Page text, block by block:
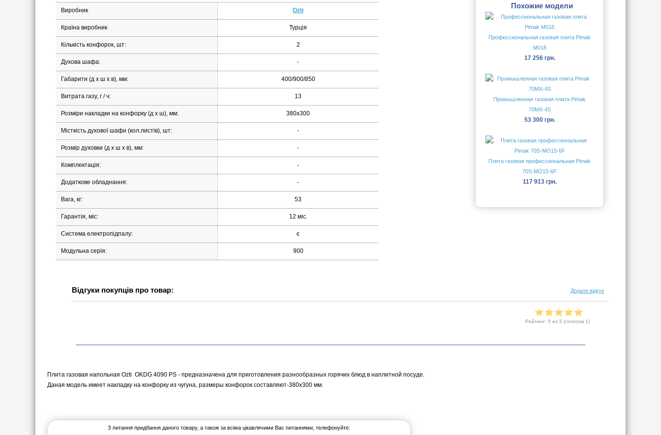
Виробник Ozti
Країна виробник Турція
Кількість конфорок, шт: 2
Духова шафа: -
Габарити (д х ш х в), мм: 400/900/850
Витрата газу, г / ч: 13
Розміри накладки на конфорку (д х ш), мм: 380х300
Місткість духової шафи (кол.листів), шт: -
Розмір духовки (д х ш х в), мм: -
Комплектація: -
Додаткове обладнання: -
Вага, кг: 53
Гарантія, міс: 12 міс.
Система електропідпалу: є
Модульна серія: 900
Похожие модели
Профессиональная газовая плита Pimak
М018
17 256 грн.
Промышленная газовая плита Pimak
70MX-4S
53 300 грн.
Плита газовая профессиональная Pimak
70S-МО15-6F
117 913 грн.
Відгуки покупців про товар: Додати відгук
Рейтинг: 5 из 5 (голосов 1)
Плита газовая напольная Ozti OKDG 4090 PS - предназначена для приготовления разнообразных горячих блюд в наплитной посуде.
Даная модель имеет накладку на конфорку из чугуна, размеры конфорок составляют-380х300 мм.
З питання придбання даного товару, а також за всіма цікавлячими Вас питаннями, телефонуйте: